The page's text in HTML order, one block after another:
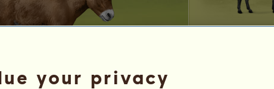
your privacy